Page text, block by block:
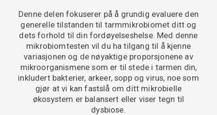
Denne delen fokuserer på å grundig evaluere den
generelle tilstanden til tarmmikrobiomet ditt og
dets forhold til din fordøyelseshelse. Med denne
mikrobiomtesten vil du ha tilgang til å kjenne
variasjonen og de nøyaktige proporsjonene av
mikroorganismene som er til stede i tarmen din,
inkludert bakterier, arkeer, sopp og virus, noe som
gjør at vi kan fastslå om ditt mikrobielle
økosystem er balansert eller viser tegn til
dysbiose.